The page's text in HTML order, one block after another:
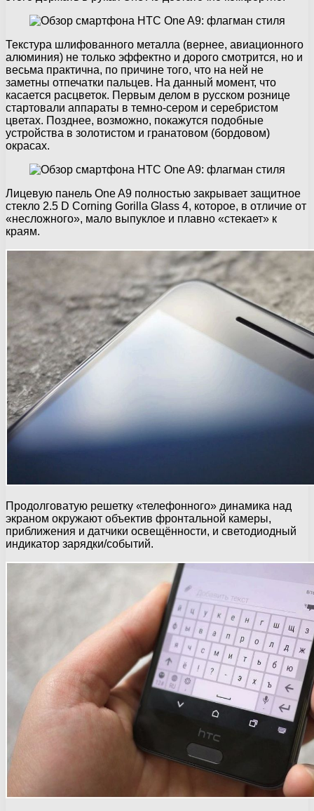
Текстура шлифованного металла (вернее, авиационного
алюминия) не только эффектно и дорого смотрится, но и
весьма практична, по причине того, что на ней не
заметны отпечатки пальцев. На данный момент, что
касается расцветок. Первым делом в русском рознице
стартовали аппараты в темно-сером и серебристом
цветах. Позднее, возможно, покажутся подобные
устройства в золотистом и гранатовом (бордовом)
окрасах.
Лицевую панель One A9 полностью закрывает защитное
стекло 2.5 D Corning Gorilla Glass 4, которое, в отличие от
«несложного», мало выпуклое и плавно «стекает» к
краям.
Продолговатую решетку «телефонного» динамика над
экраном окружают объектив фронтальной камеры,
приближения и датчики освещённости, и светодиодный
индикатор зарядки/событий.